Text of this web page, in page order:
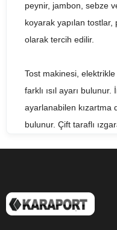
peynir, jambon, sebze
koyarak yapılan tostlar,
olarak tercih edilir.
Tost makinesi,
farklı ısıl ayarı
ayarlanabilen kızartma
bulunur. Çift taraflı
edilenlerden biridir.
zincirleri gibi